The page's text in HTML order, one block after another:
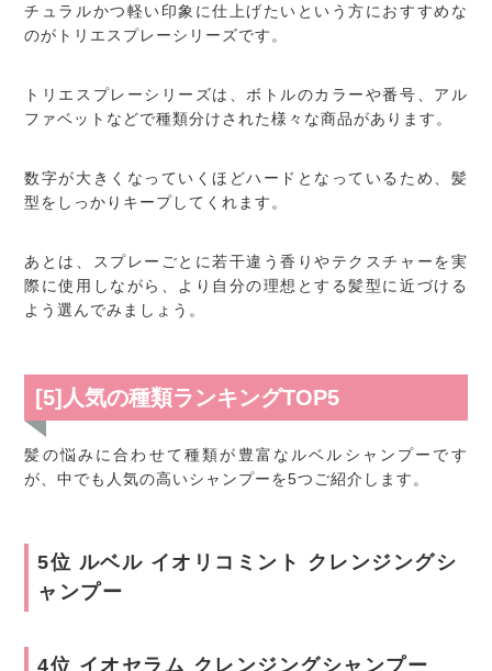
チュラルかつ軽い印象に仕上げたいという方におすすめな
のがトリエスプレーシリーズです。
トリエスプレーシリーズは、ボトルのカラーや番号、アル
ファベットなどで種類分けされた様々な商品があります。
数字が大きくなっていくほどハードとなっているため、髪
型をしっかりキープしてくれます。
あとは、スプレーごとに若干違う香りやテクスチャーを実
際に使用しながら、より自分の理想とする髪型に近づける
よう選んでみましょう。
[5]人気の種類ランキングTOP5
髪の悩みに合わせて種類が豊富なルベルシャンプーです
が、中でも人気の高いシャンプーを5つご紹介します。
5位 ルベル イオリコミント クレンジングシ
ャンプー
4位 イオセラム クレンジングシャンプー